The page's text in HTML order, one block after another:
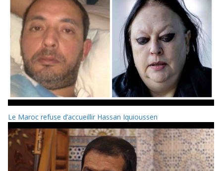
Le Maroc refuse d’accueillir Hassan Iquioussen